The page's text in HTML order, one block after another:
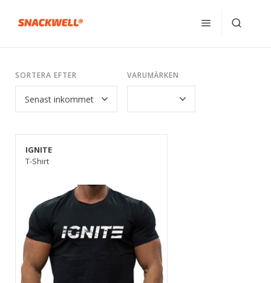
SORTERA EFTER VARUMÄRKEN
IGNITE
T-Shirt